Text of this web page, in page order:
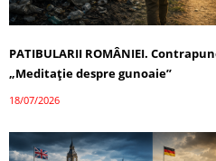
PATIBULARII ROMÂNIEI.
„Meditație despre gunoaie”
18/07/2026